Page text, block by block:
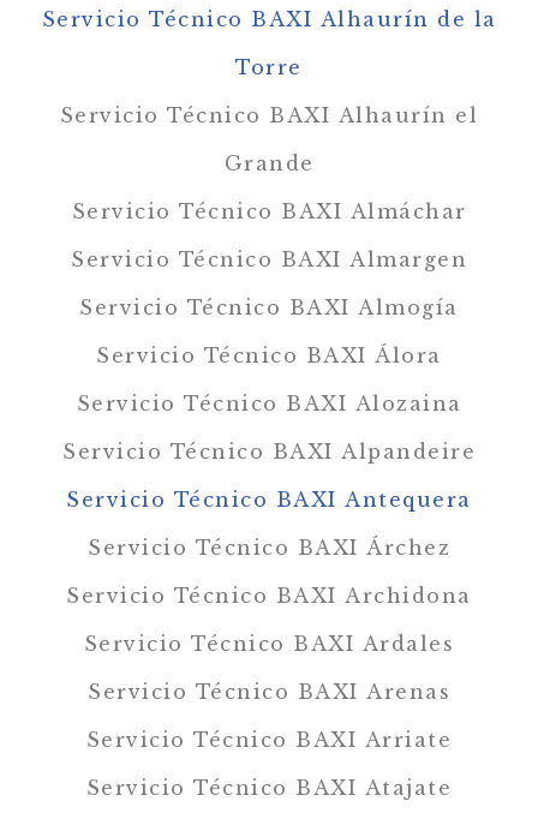
Servicio Técnico BAXI Alhaurín de la
Torre
Servicio Técnico BAXI Alhaurín el
Grande
Servicio Técnico BAXI Almáchar
Servicio Técnico BAXI Almargen
Servicio Técnico BAXI Almogía
Servicio Técnico BAXI Álora
Servicio Técnico BAXI Alozaina
Servicio Técnico BAXI Alpandeire
Servicio Técnico BAXI Antequera
Servicio Técnico BAXI Árchez
Servicio Técnico BAXI Archidona
Servicio Técnico BAXI Ardales
Servicio Técnico BAXI Arenas
Servicio Técnico BAXI Arriate
Servicio Técnico BAXI Atajate